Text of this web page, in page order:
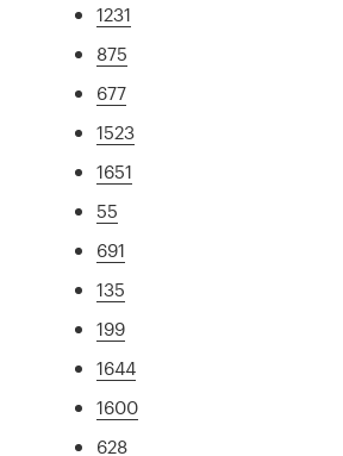
1231
875
677
1523
1651
55
691
135
199
1644
1600
628